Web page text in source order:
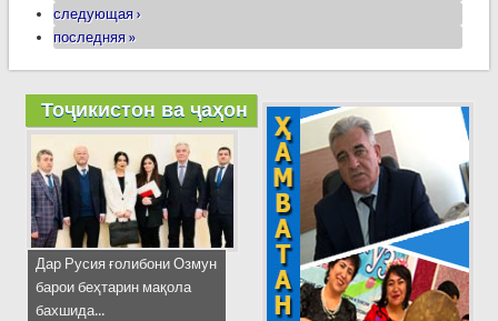
следующая ›
последняя »
Тоҷикистон ва ҷаҳон
Дар Русия ғолибони Озмун
барои беҳтарин мақола
бахшида...